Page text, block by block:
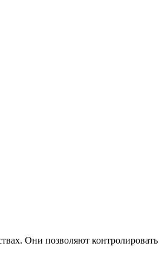
Они позволяют